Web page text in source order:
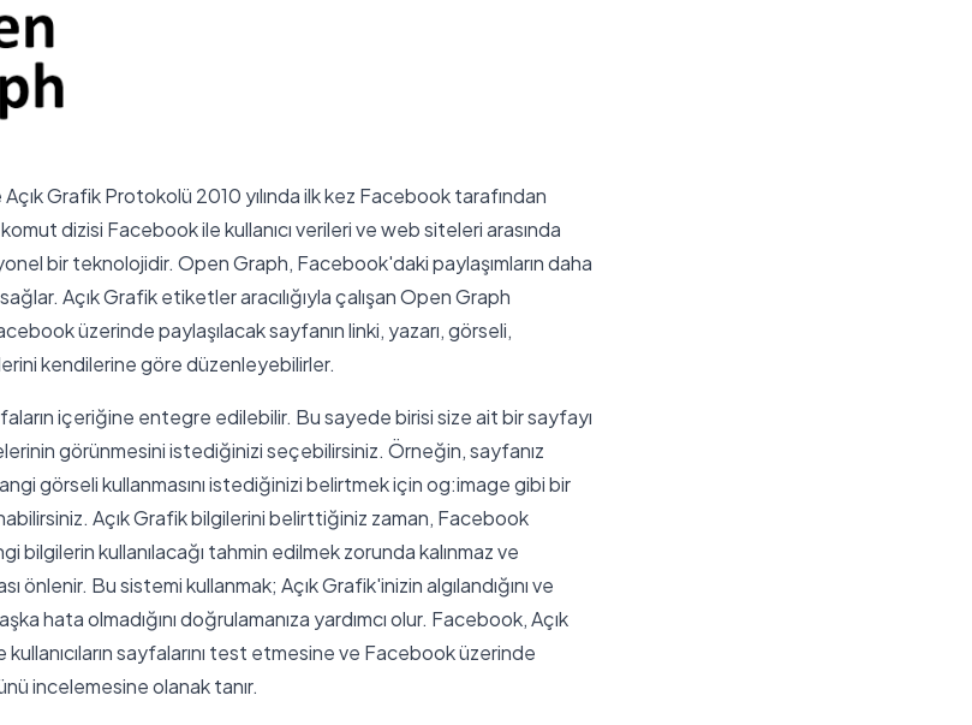
Açık Grafik Protokolü 2010 yılında ilk kez Facebook tarafından
dizisi Facebook ile kullanıcı verileri ve web siteleri arasında
bir teknolojidir. Open Graph, Facebook'daki paylaşımların daha
Açık Grafik etiketler aracılığıyla çalışan Open Graph
üzerinde paylaşılacak sayfanın linki, yazarı, görseli,
kendilerine göre düzenleyebilirler.
içeriğine entegre edilebilir. Bu sayede birisi size ait bir sayfayı
görünmesini istediğinizi seçebilirsiniz. Örneğin, sayfanız
görseli kullanmasını istediğinizi belirtmek için og:image gibi bir
Açık Grafik bilgilerini belirttiğiniz zaman, Facebook
bilgilerin kullanılacağı tahmin edilmek zorunda kalınmaz ve
önlenir. Bu sistemi kullanmak; Açık Grafik'inizin algılandığını ve
hata olmadığını doğrulamanıza yardımcı olur. Facebook, Açık
kullanıcıların sayfalarını test etmesine ve Facebook üzerinde
incelemesine olanak tanır.